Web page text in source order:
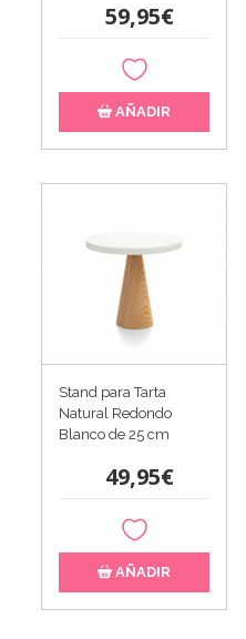
59,95€
AÑADIR
Stand para Tarta
Natural Redondo
Blanco de 25 cm
49,95€
AÑADIR